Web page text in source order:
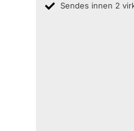
Sendes innen 2